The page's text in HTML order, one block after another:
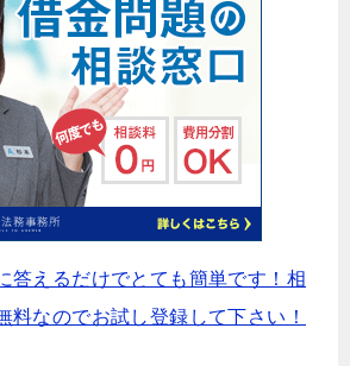
答えるだけでとても簡単です！相
料なのでお試し登録して下さい！